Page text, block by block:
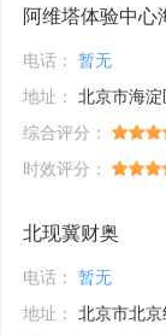
阿维塔体验中心
电话： 暂无
地址： 北京市海
综合评分：
时效评分：
北现冀财奥
电话： 暂无
地址： 北京市北